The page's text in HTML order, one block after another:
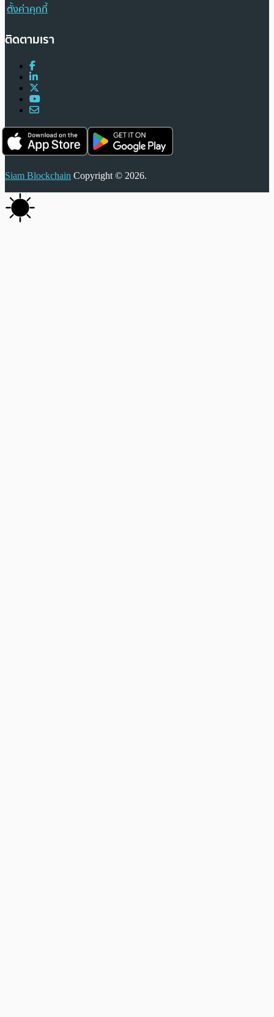
ตั้งค่าคุกกี้
ติดตามเรา
Siam Blockchain Copyright © 2026.